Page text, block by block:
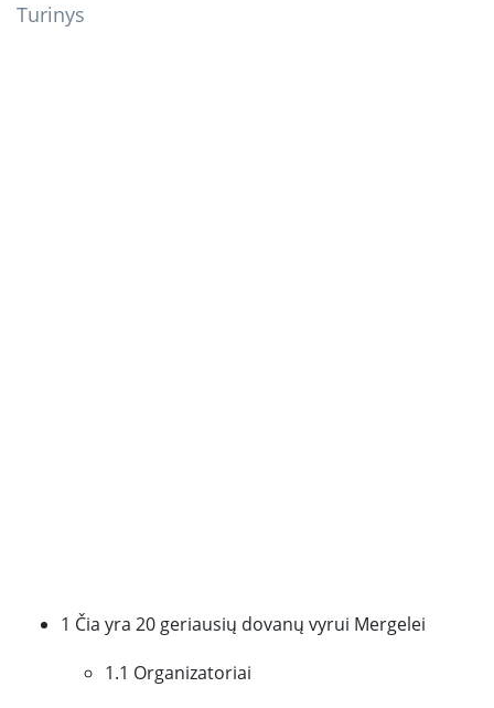
Turinys
1 Čia yra 20 geriausių dovanų vyrui Mergelei
1.1 Organizatoriai